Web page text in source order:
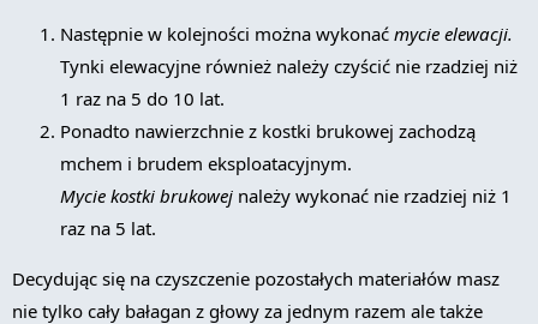
Następnie w kolejności można wykonać mycie elewacji.
Tynki elewacyjne również należy czyścić nie rzadziej niż
1 raz na 5 do 10 lat.
Ponadto nawierzchnie z kostki brukowej zachodzą
mchem i brudem eksploatacyjnym.
Mycie kostki brukowej należy wykonać nie rzadziej niż 1
raz na 5 lat.
Decydując się na czyszczenie pozostałych materiałów masz
nie tylko cały bałagan z głowy za jednym razem ale także